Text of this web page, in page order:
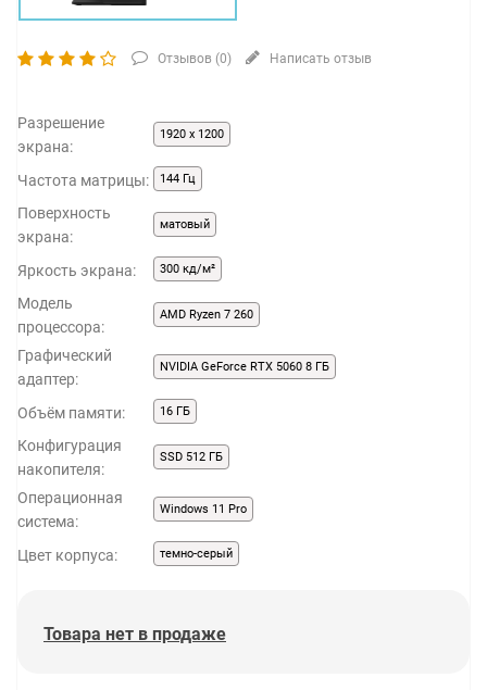
Отзывов (0) Написать отзыв
Разрешение
экрана:
1920 x 1200
Частота матрицы: 144 Гц
Поверхность
экрана:
матовый
Яркость экрана: 300 кд/м²
Модель
процессора:
AMD Ryzen 7 260
Графический
адаптер:
NVIDIA GeForce RTX 5060 8 ГБ
Объём памяти: 16 ГБ
Конфигурация
накопителя:
SSD 512 ГБ
Операционная
система:
Windows 11 Pro
Цвет корпуса: темно-серый
Товара нет в продаже